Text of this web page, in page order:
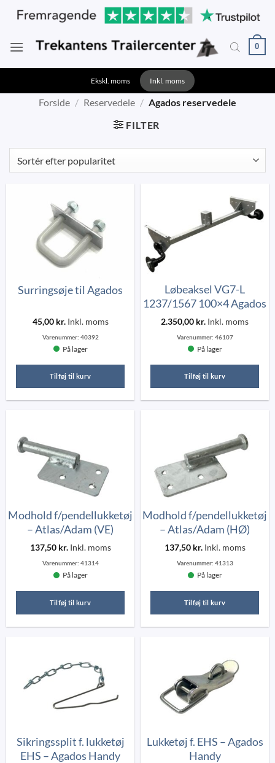
Fortsæt
0
Ekskl. moms Inkl. moms
Forside / Reservedele / Agados reservedele
FILTER
Surringsøje til Agados
45,00 kr.Inkl. moms
Varenummer: 40392
På lager
Tilføj til kurv
Løbeaksel VG7-L
1237/1567 100×4 Agados
2.350,00 kr. Inkl. moms
Varenummer: 46107
På lager
Tilføj til kurv
Modhold f/pendellukketøj
– Atlas/Adam (VE)
137,50 kr.Inkl. moms
Varenummer: 41314
På lager
Tilføj til kurv
Modhold f/pendellukketøj
– Atlas/Adam (HØ)
137,50 kr.Inkl. moms
Varenummer: 41313
På lager
Tilføj til kurv
Sikringssplit f. lukketøj
EHS – Agados Handy
Lukketøj f. EHS – Agados
Handy